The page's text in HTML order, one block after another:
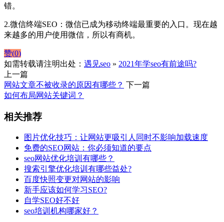
错。
2.微信终端SEO：微信已成为移动终端最重要的入口。现在越
来越多的用户使用微信，所以有商机。
赞(0)
如需转载请注明出处： 遇见seo » 2021年学seo有前途吗?
上一篇
网站文章不被收录的原因有哪些？ 下一篇
如何布局网站关键词？
相关推荐
图片优化技巧：让网站更吸引人同时不影响加载速度
免费的SEO网站：你必须知道的要点
seo网站优化培训有哪些？
搜索引擎优化培训有哪些益处?
百度快照变更对网站的影响
新手应该如何学习SEO?
自学SEO好不好
seo培训机构哪家好？